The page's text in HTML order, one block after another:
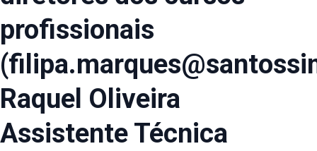
profissionais
Raquel Oliveira
Assistente Técnica